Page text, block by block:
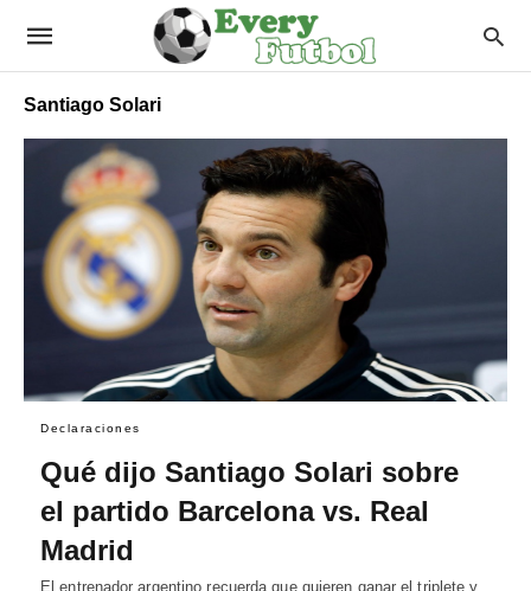
Santiago Solari
Declaraciones
Qué dijo Santiago Solari sobre
el partido Barcelona vs. Real
Madrid
El entrenador argentino recuerda que quieren ganar el triplete y